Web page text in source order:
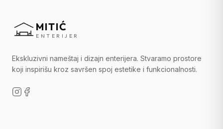
MITIĆ
ENTERIJER
Ekskluzivni nameštaj i dizajn enterijera. Stvaramo prostore
koji inspirišu kroz savršen spoj estetike i funkcionalnosti.